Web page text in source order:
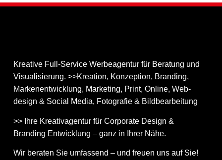
Kreative Full-Service Werbeagentur für Beratung und
Visualisierung. >>Kreation, Konzeption, Branding,
Markenentwicklung, Marketing, Print, Online, Web­
design & Social Media, Fotografie & Bildbear­bei­tung
>> Ihre Kreativagentur für Corporate Design &
Branding Entwicklung – ganz in Ihrer Nähe.
Wir beraten Sie umfassend – und freuen uns auf Sie!